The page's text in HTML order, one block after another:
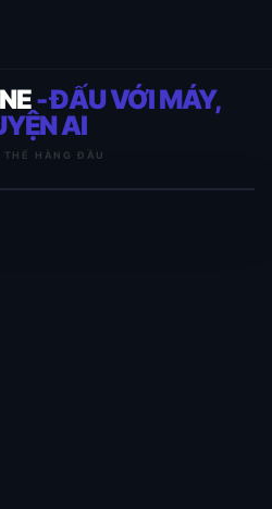
- ĐẤU VỚI MÁY,
AI
HÀNG ĐẦU